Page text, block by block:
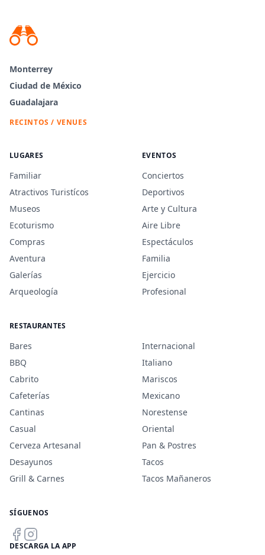
Monterrey
Ciudad de México
Guadalajara
RECINTOS / VENUES
LUGARES
Familiar
Atractivos Turistícos
Museos
Ecoturismo
Compras
Aventura
Galerías
Arqueología
EVENTOS
Conciertos
Deportivos
Arte y Cultura
Aire Libre
Espectáculos
Familia
Ejercicio
Profesional
RESTAURANTES
Bares
BBQ
Cabrito
Cafeterías
Cantinas
Casual
Cerveza Artesanal
Desayunos
Grill & Carnes
Internacional
Italiano
Mariscos
Mexicano
Norestense
Oriental
Pan & Postres
Tacos
Tacos Mañaneros
SÍGUENOS
DESCARGA LA APP